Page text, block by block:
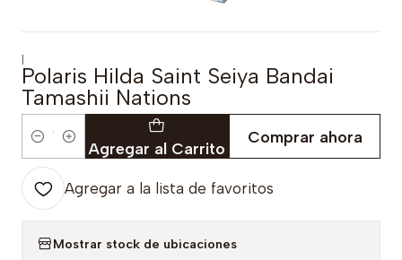
|
Polaris Hilda Saint Seiya Bandai
Tamashii Nations
Cantidad Agregar al Carrito
Comprar ahora
Agregar a la lista de favoritos
Mostrar stock de ubicaciones